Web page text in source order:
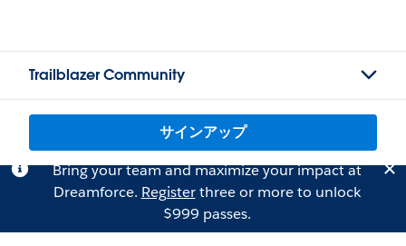
Trailblazer Community
サインアップ
Bring your team and maximize your impact at
Dreamforce. Registerthree or more to unlock
$999 passes.